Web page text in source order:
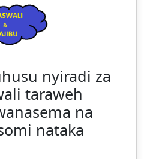
nyiradi za
taraweh
na
nataka